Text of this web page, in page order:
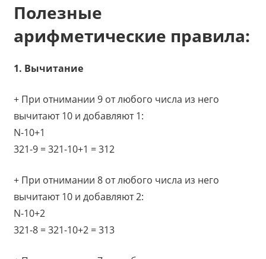
Полезные
арифметические правила:
1. Вычитание
+ При отнимании 9 от любого числа из него
вычитают 10 и добавляют 1:
N-10+1
321-9 = 321-10+1 = 312
+ При отнимании 8 от любого числа из него
вычитают 10 и добавляют 2:
N-10+2
321-8 = 321-10+2 = 313